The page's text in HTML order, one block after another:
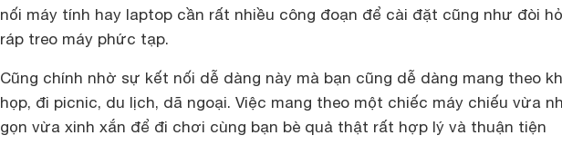
nối máy tính hay laptop cần rất nhiều công đoạn để cài đặt cũng như đòi
ráp treo máy phức tạp.
Cũng chính nhờ sự kết nối dễ dàng này mà bạn cũng dễ dàng mang theo
họp, đi picnic, du lịch, dã ngoại. Việc mang theo một chiếc máy chiếu vừa
gọn vừa xinh xắn để đi chơi cùng bạn bè quả thật rất hợp lý và thuận tiện